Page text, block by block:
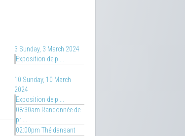
3 Sunday, 3 March 2024
Exposition de p ...
10 Sunday, 10 March
2024
Exposition de p ...
08:30am Randonnée de
pr ...
02:00pm Thé dansant